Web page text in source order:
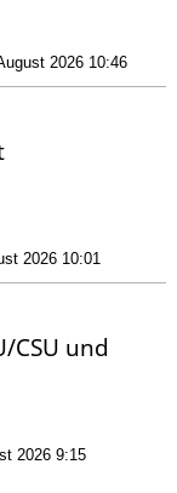
2026 10:46
2026 10:01
CSU und
2026 9:15